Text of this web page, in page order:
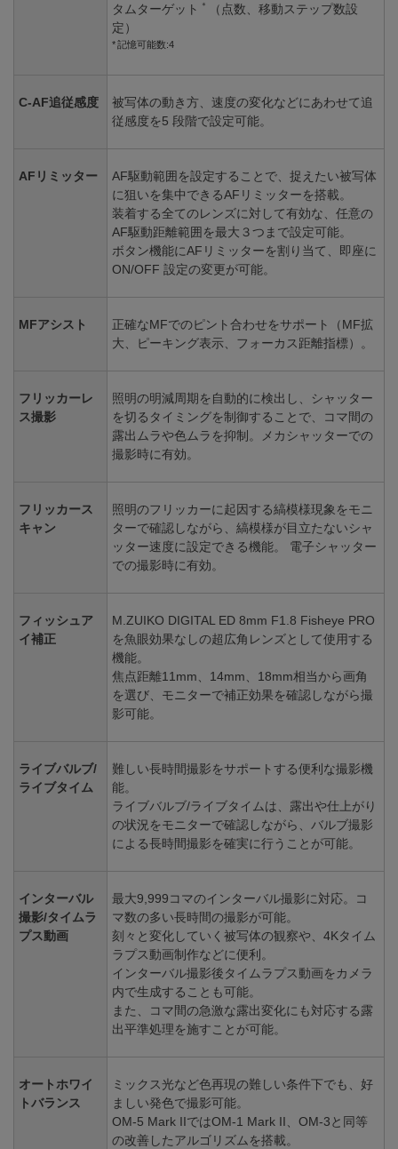
タムターゲット
＊
（点数、移動ステップ数設
定）
記憶可能数:4
C-AF追従感度
被写体の動き方、速度の変化などにあわせて追
従感度を5 段階で設定可能。
AFリミッター
AF駆動範囲を設定することで、捉えたい被写体
に狙いを集中できるAFリミッターを搭載。
装着する全てのレンズに対して有効な、任意の
AF駆動距離範囲を最大３つまで設定可能。
ボタン機能にAFリミッターを割り当て、即座に
ON/OFF 設定の変更が可能。
MFアシスト
正確なMFでのピント合わせをサポート（MF拡
大、ピーキング表示、フォーカス距離指標）。
フリッカーレ
ス撮影
照明の明減周期を自動的に検出し、シャッター
を切るタイミングを制御することで、コマ間の
露出ムラや色ムラを抑制。メカシャッターでの
撮影時に有効。
フリッカース
キャン
照明のフリッカーに起因する縞模様現象をモニ
ターで確認しながら、縞模様が目立たないシャ
ッター速度に設定できる機能。 電子シャッター
での撮影時に有効。
フィッシュア
イ補正
M.ZUIKO DIGITAL ED 8mm F1.8 Fisheye PRO
を魚眼効果なしの超広角レンズとして使用する
機能。
焦点距離11mm、14mm、18mm相当から画角
を選び、モニターで補正効果を確認しながら撮
影可能。
ライブバルブ/
ライブタイム
難しい長時間撮影をサポートする便利な撮影機
能。
ライブバルブ/ライブタイムは、露出や仕上がり
の状況をモニターで確認しながら、バルブ撮影
による長時間撮影を確実に行うことが可能。
インターバル
撮影/タイムラ
プス動画
最大9,999コマのインターバル撮影に対応。コ
マ数の多い長時間の撮影が可能。
刻々と変化していく被写体の観察や、4Kタイム
ラプス動画制作などに便利。
インターバル撮影後タイムラプス動画をカメラ
内で生成することも可能。
また、コマ間の急激な露出変化にも対応する露
出平準処理を施すことが可能。
オートホワイ
トバランス
ミックス光など色再現の難しい条件下でも、好
ましい発色で撮影可能。
OM-5 Mark IIではOM-1 Mark II、OM-3と同等
の改善したアルゴリズムを搭載。